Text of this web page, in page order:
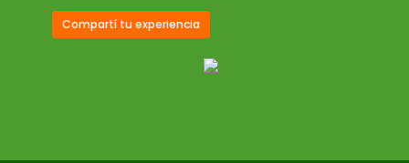
Compartí tu experiencia